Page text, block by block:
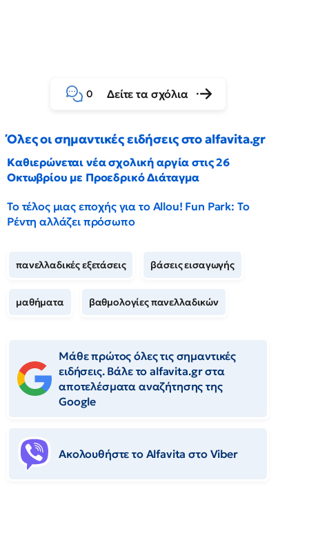
0 Δείτε τα σχόλια
Όλες οι σημαντικές ειδήσεις στο alfavita.gr
Καθιερώνεται νέα σχολική αργία στις 26
Οκτωβρίου με Προεδρικό Διάταγμα
Το τέλος μιας εποχής για το Allou! Fun Park: Το
Ρέντη αλλάζει πρόσωπο
πανελλαδικές εξετάσεις βάσεις εισαγωγής
μαθήματα βαθμολογίες πανελλαδικών
Μάθε πρώτος όλες τις σημαντικές
ειδήσεις. Βάλε το alfavita.gr στα
αποτελέσματα αναζήτησης της
Google
Ακολουθήστε το Αlfavita στο Viber